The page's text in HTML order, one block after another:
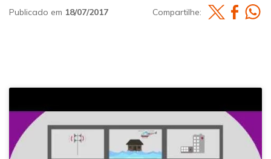
Publicado em 18/07/2017 Compartilhe: